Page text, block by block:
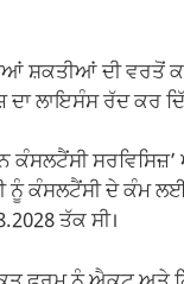
ਸ਼ਕਤੀਆਂ ਦੀ ਵਰਤੋਂ
ਦਾ ਲਾਇਸੰਸ ਰੱਦ ਕਰ
ਨੂੰ ਕੰਸਲਟੈਂਸੀ ਦੇ ਕੰਮ
ਤੱਕ ਸੀ।